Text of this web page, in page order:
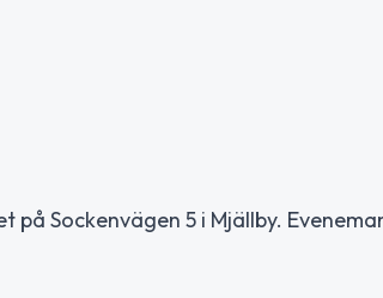
Sockenvägen 5 i Mjällby.